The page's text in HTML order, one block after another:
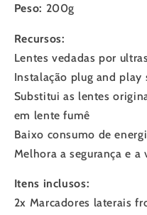
Peso: 200g
Recursos:
Lentes vedadas por
Instalação plug and play
Substitui as lentes
em lente fumê
Baixo consumo de
Melhora a segurança e
Itens inclusos:
2x Marcadores laterais